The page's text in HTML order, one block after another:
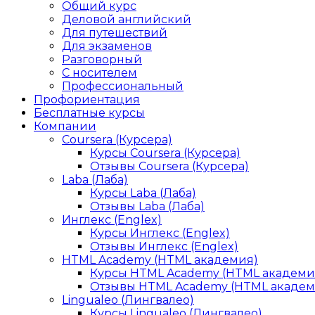
Общий курс
Деловой английский
Для путешествий
Для экзаменов
Разговорный
С носителем
Профессиональный
Профориентация
Бесплатные курсы
Компании
Coursera (Курсера)
Курсы Coursera (Курсера)
Отзывы Coursera (Курсера)
Laba (Лаба)
Курсы Laba (Лаба)
Отзывы Laba (Лаба)
Инглекс (Englex)
Курсы Инглекс (Englex)
Отзывы Инглекс (Englex)
HTML Academy (HTML академия)
Курсы HTML Academy (HTML
Отзывы HTML Academy (HTML
Lingualeo (Лингвалео)